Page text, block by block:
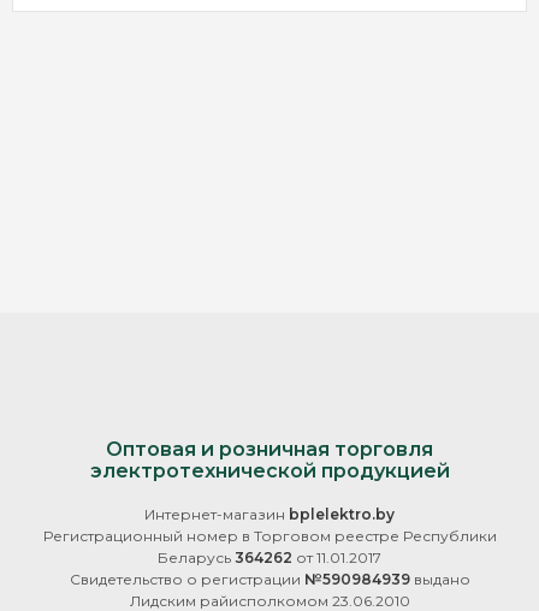
Оптовая и розничная торговля
электротехнической продукцией
Интернет-магазин bplelektro.by
Регистрационный номер в Торговом реестре Республики
Беларусь 364262 от 11.01.2017
Свидетельство о регистрации №590984939выдано
Лидским райисполкомом 23.06.2010